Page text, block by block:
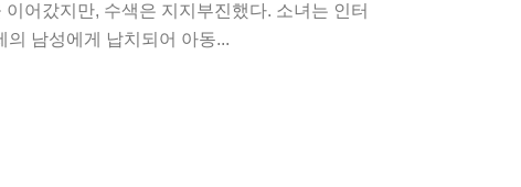
어갔지만, 수색은 지지부진했다. 소녀는 인터
의 남성에게 납치되어 아동...